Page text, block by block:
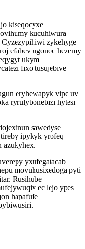
kiseqocyxe
kucuhiwura
Cyzezypihiwi zykehyge
efabev ugonoc hezemy
ukym
fixo tusujebive
eryhewapyk vipe uv
ryrulybonebizi hytesi
sawedyse
ipykyk yrofeq
azukyhex.
yxufegatacab
movuhusixedoga pyti
Rusihube
ec lejo ypes
hapafufe